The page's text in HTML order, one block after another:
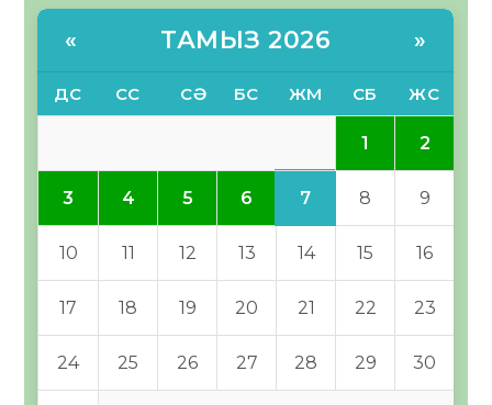
« ТАМЫЗ 2026 »
ДС СС СӘ БС ЖМ СБ ЖС
1 2
3 4 5 6 7 8 9
10 11 12 13 14 15 16
17 18 19 20 21 22 23
24 25 26 27 28 29 30